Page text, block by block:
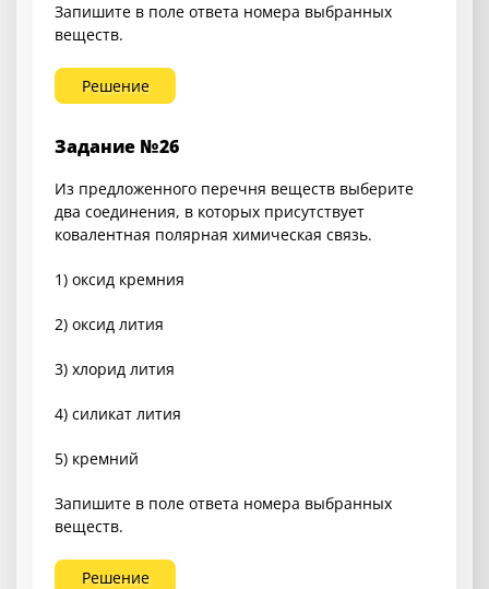
Запишите в поле ответа номера выбранных
веществ.
Решение
Задание №26
Из предложенного перечня веществ выберите
два соединения, в которых присутствует
ковалентная полярная химическая связь.
1) оксид кремния
2) оксид лития
3) хлорид лития
4) силикат лития
5) кремний
Запишите в поле ответа номера выбранных
веществ.
Решение